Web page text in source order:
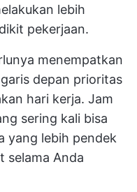
lebih
pekerjaan.
menempatkan
depan prioritas
hari kerja. Jam
sering kali bisa
yang lebih pendek
selama Anda